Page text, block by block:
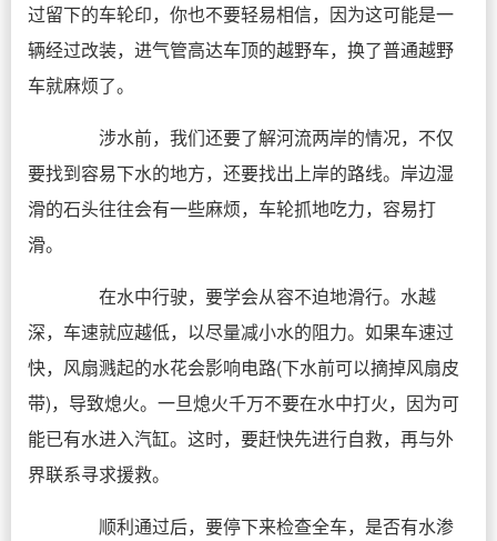
过留下的车轮印，你也不要轻易相信，因为这可能是一
辆经过改装，进气管高达车顶的越野车，换了普通越野
车就麻烦了。
涉水前，我们还要了解河流两岸的情况，不仅
要找到容易下水的地方，还要找出上岸的路线。岸边湿
滑的石头往往会有一些麻烦，车轮抓地吃力，容易打
滑。
在水中行驶，要学会从容不迫地滑行。水越
深，车速就应越低，以尽量减小水的阻力。如果车速过
快，风扇溅起的水花会影响电路(下水前可以摘掉风扇皮
带)，导致熄火。一旦熄火千万不要在水中打火，因为可
能已有水进入汽缸。这时，要赶快先进行自救，再与外
界联系寻求援救。
顺利通过后，要停下来检查全车，是否有水渗